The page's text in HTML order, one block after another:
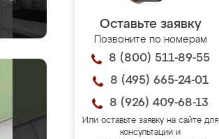
Оставьте заявку
Позвоните по номерам
8 (800) 511-89-55
8 (495) 665-24-01
8 (926) 409-68-13
Или оставьте заявку на сайте для
консультации и